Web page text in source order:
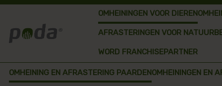
OMHEININGEN VOOR DIEREN
AFRASTERINGEN VOOR
WORD FRANCHISEPARTNER
OMHEINING EN AFRASTERING PAARDENOMHEININGEN EN